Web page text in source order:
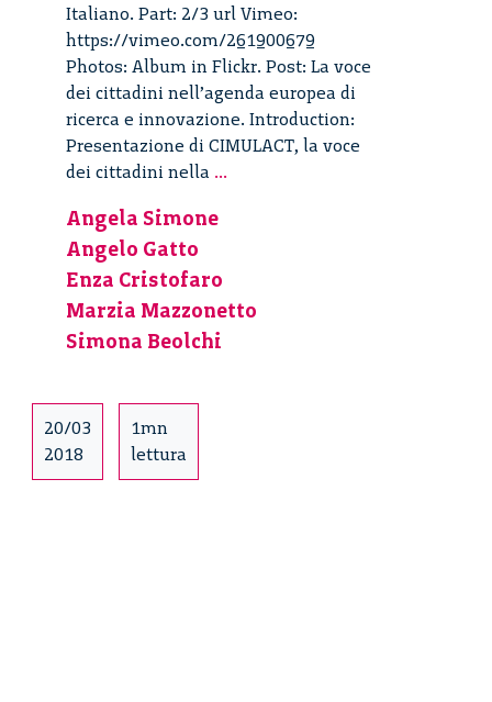
Italiano. Part: 2/3 url Vimeo:
https://vimeo.com/261900679
Photos: Album in Flickr. Post: La voce
dei cittadini nell’agenda europea di
ricerca e innovazione. Introduction:
Presentazione di CIMULACT, la voce
dei cittadini nella ...
europea
Angela Simone
Angelo Gatto
Enza Cristofaro
Marzia Mazzonetto
Simona Beolchi
20/03
2018
1mn
lettura